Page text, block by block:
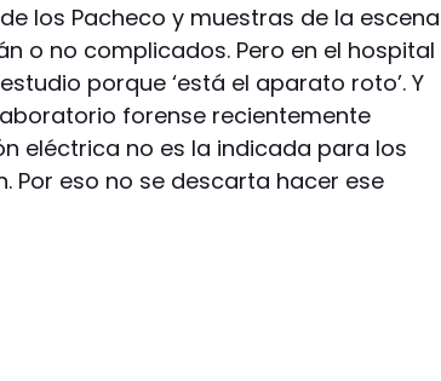
los Pacheco y muestras de la escena
o no complicados. Pero en el hospital
porque ‘está el aparato roto’. Y
forense recientemente
eléctrica no es la indicada para los
Por eso no se descarta hacer ese